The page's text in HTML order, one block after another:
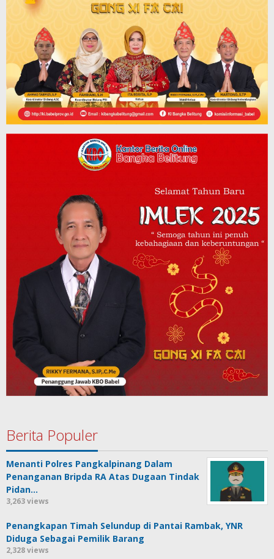
Berita Populer
Menanti Polres Pangkalpinang Dalam
Penanganan Bripda RA Atas Dugaan Tindak
Pidan…
3,263 views
Penangkapan Timah Selundup di Pantai Rambak, YNR
Diduga Sebagai Pemilik Barang
2,328 views